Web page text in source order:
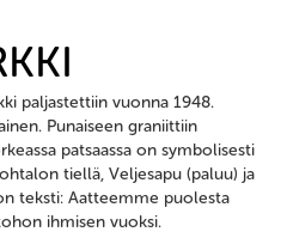
paljastettiin vuonna 1948.
Punaiseen graniittiin
patsaassa on symbolisesti
tiellä, Veljesapu (paluu) ja
teksti: Aatteemme puolesta
ihmisen vuoksi.